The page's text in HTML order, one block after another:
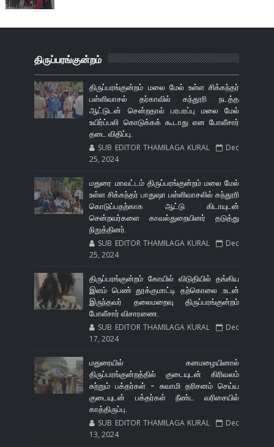
திருப்பரங்குன்றம்
திருப்பரங்குன்றம் மலை மேல் உள்ள சிக்கந்தர்
பள்ளிவாசல் தர்காவில் கந்தூரி நடத்த
ஆட்டுடன் சென்றதால் பரபரப்பு மலை மேல்
உயிர்ப்பலி கொடுக்கக் கூடாது என போலீசார்
தடை விதிப்பு.
SUB EDITOR THAMILAGA KURAL
Dec
25, 2024
மதுரை மாவட்டம் திருப்பரங்குன்றம் மலை மேல்
உள்ள சிக்கந்தர் பாதுஷா பள்ளிவாசலில் கந்தூரி
கொடுப்பதற்காக ஆட்டு கிடாயுடன்
சென்றவர்களை காவல்துறையினர் தடுத்து
நிறுத்தினர்.
SUB EDITOR THAMILAGA KURAL
Dec
25, 2024
திருப்பரங்குன்றம் கோயில் விடுதியில் தங்கிய
இளம் பெண் தூக்குமாட்டி தற்கொலை .உடன்
இருந்தவர் தலைமறைவு திருப்பரங்குன்றம்
போலீசார் விசாரணை.
SUB EDITOR THAMILAGA KURAL
Dec
17, 2024
மதுரையில் கனமழையினால்
திருப்பரங்குன்றத்தில் குடையுடன் கிரிவலம்
சுற்றும் பக்தர்கள் - சுவாமி தரிசனம் செய்ய
குடையுடன் பக்தர்கள் நீண்ட வரிசையில்
காத்திருப்பு.
SUB EDITOR THAMILAGA KURAL
Dec
13, 2024